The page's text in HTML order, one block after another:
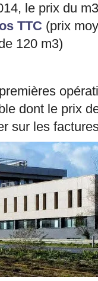
le prix du
TTC (prix
120 m3)
dont le prix
sur les